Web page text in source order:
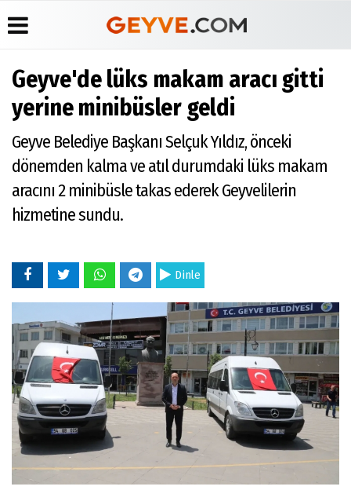
Üye Paneli
Haber
Haberleri
Anketler
Biyografiler
Köşe
Yazarları
Video
Galeri
Foto
Galeri
Etkinlikler
Yayın
Medyabar.com
İletişim
Geyve'de lüks makam aracı gitti
yerine minibüsler geldi
Geyve Belediye Başkanı Selçuk Yıldız, önceki
dönemden kalma ve atıl durumdaki lüks makam
aracını 2 minibüsle takas ederek Geyvelilerin
hizmetine sundu.
Dinle